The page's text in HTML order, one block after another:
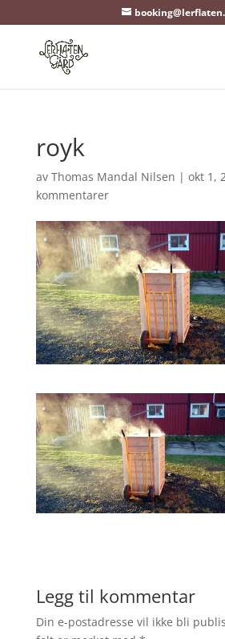
royk
av Thomas Mandal Nilsen | okt 1,
kommentarer
Legg til kommentar
Din e-postadresse vil ikke bli